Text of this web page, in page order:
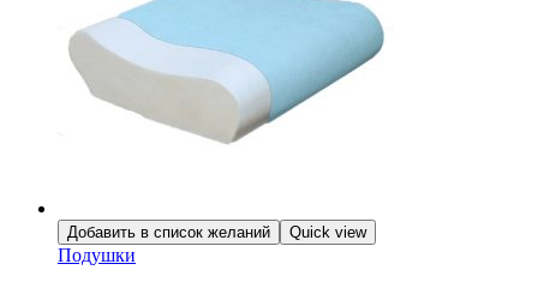
Добавить в список желаний Quick view
Подушки